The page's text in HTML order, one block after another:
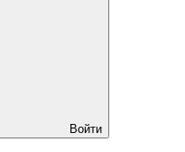
Войти